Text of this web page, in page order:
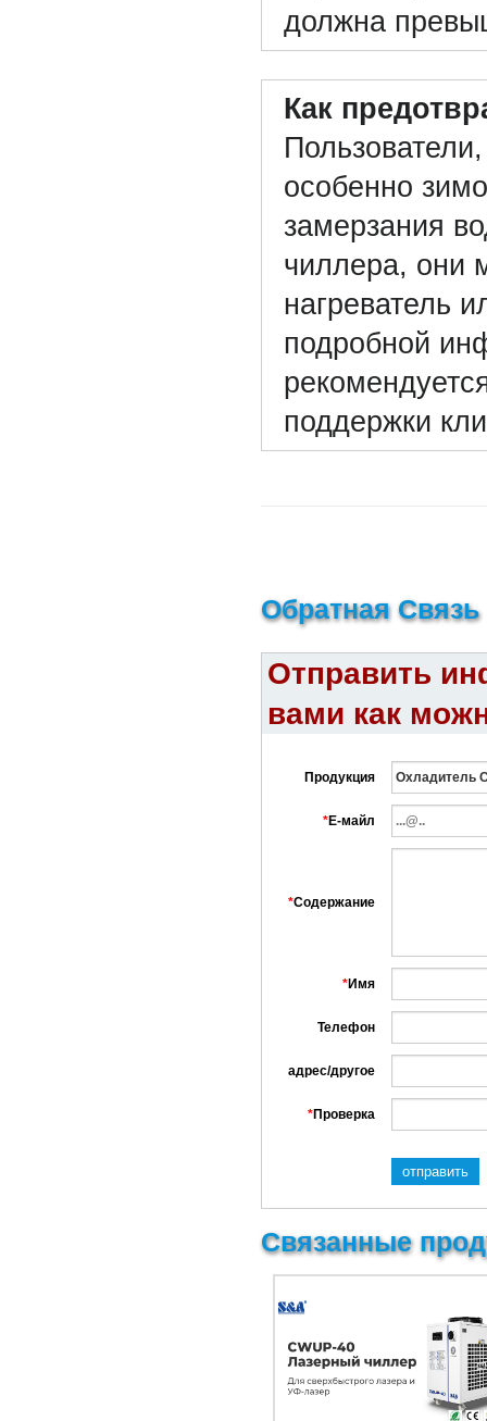
должна
Как
особенно
замерзания
чиллера, они
нагреватель
подробной
поддержки
Обратная Связь
Отправить
вами как
Продукция
*Е-майл
*Содержание
*Имя
Телефон
адрес/другое
*Проверка
Связанные